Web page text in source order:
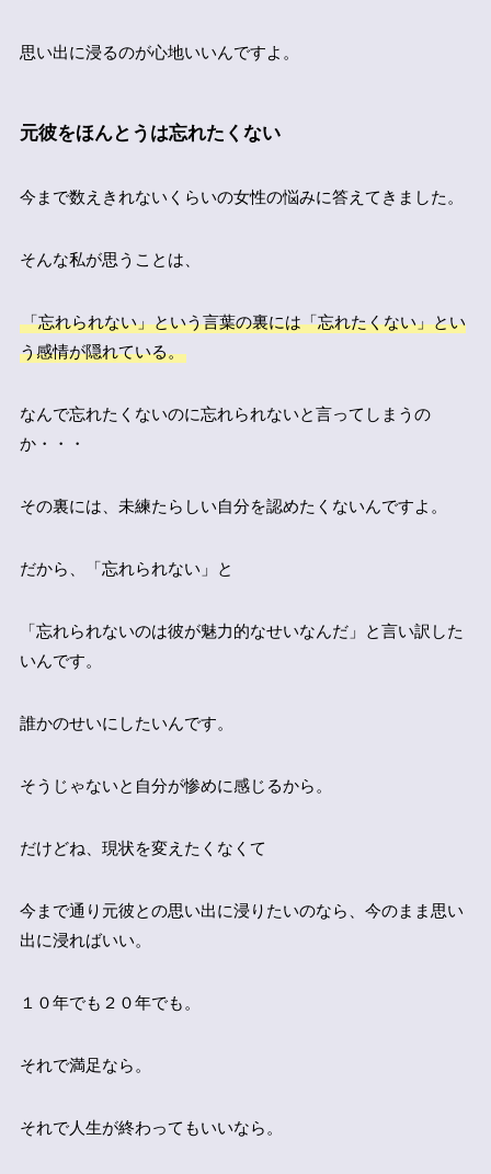
思い出に浸るのが心地いいんですよ。
元彼をほんとうは忘れたくない
今まで数えきれないくらいの女性の悩みに答えてきました。
そんな私が思うことは、
「忘れられない」という言葉の裏には「忘れたくない」とい
う感情が隠れている。
なんで忘れたくないのに忘れられないと言ってしまうの
か・・・
その裏には、未練たらしい自分を認めたくないんですよ。
だから、「忘れられない」と
「忘れられないのは彼が魅力的なせいなんだ」と言い訳した
いんです。
誰かのせいにしたいんです。
そうじゃないと自分が惨めに感じるから。
だけどね、現状を変えたくなくて
今まで通り元彼との思い出に浸りたいのなら、今のまま思い
出に浸ればいい。
１０年でも２０年でも。
それで満足なら。
それで人生が終わってもいいなら。